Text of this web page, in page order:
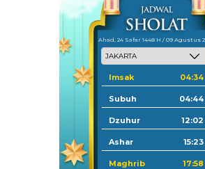
Ahad, 24 Safar 1448 H / 09 Agustus
Imsak 04:34
Subuh 04:44
Dzuhur 12:02
Ashar 15:23
Maghrib 17:58